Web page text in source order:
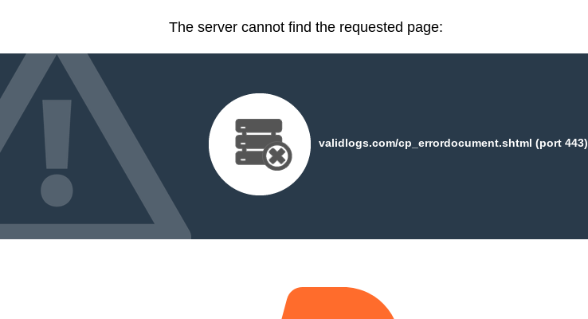
The server cannot find the requested page:
validlogs.com/cp_errordocument.shtml (port 443)